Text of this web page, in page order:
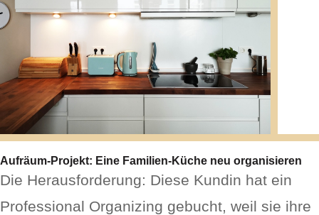
Aufräum-Projekt: Eine Familien-Küche neu organisieren
Die Herausforderung: Diese Kundin hat ein
Professional Organizing gebucht, weil sie ihre